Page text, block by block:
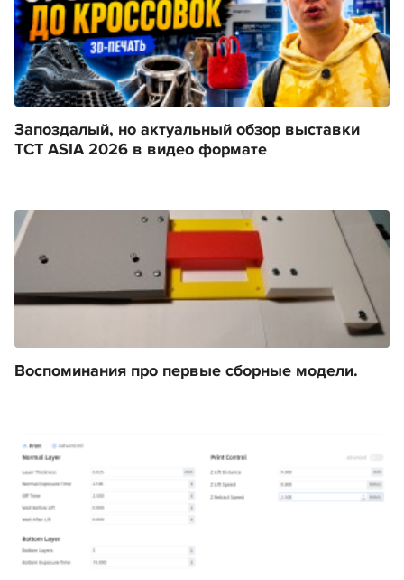
Запоздалый, но актуальный обзор выставки
TCT ASIA 2026 в видео формате
Воспоминания про первые сборные модели.